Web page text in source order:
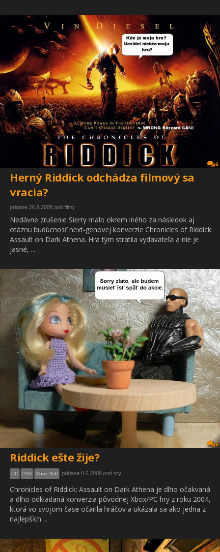
6
Herný Riddick odchádza filmový sa
vracia?
pridané 26.8.2008 pod filmy
Nedávne zrušenie Sierry malo okrem iného za následok aj
otáznu budúcnosť next-genovej konverzie Chronicles of Riddick:
Assault on Dark Athena. Hra tým stratila vydavateľa a nie je
jasné, ...
6
Riddick ešte žije?
PC PS3 Xbox 360 pridané 8.6.2008 pod hry
Chronicles of Riddick: Assault on Dark Athena je dlho očakvaná
a dlho odkladaná konverzia pôvodnej Xbox/PC hry z roku 2004,
ktorá vo svojom čase očarila hráčov a ukázala sa ako jedna z
najlepších ...